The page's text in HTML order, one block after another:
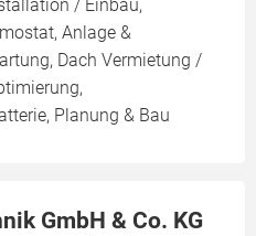
/ Einbau,
Anlage &
Dach Vermietung /
Planung & Bau
GmbH & Co. KG